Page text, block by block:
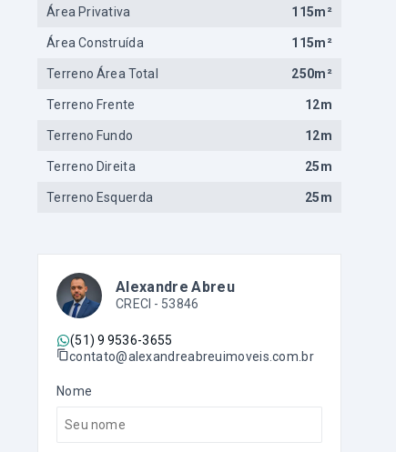
Área Privativa 115m²
Área Construída 115m²
Terreno Área Total 250m²
Terreno Frente 12m
Terreno Fundo 12m
Terreno Direita 25m
Terreno Esquerda 25m
Alexandre Abreu
CRECI - 53846
(51) 9 9536-3655
contato@alexandreabreuimoveis.com.br
Nome